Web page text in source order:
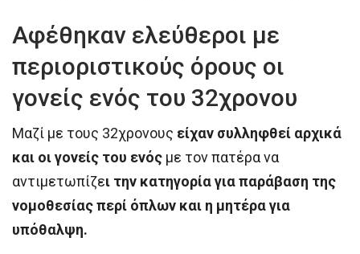
Αφέθηκαν ελεύθεροι με
περιοριστικούς όρους οι
γονείς ενός του 32χρονου
Μαζί με τους 32χρονους είχαν συλληφθεί αρχικά
και οι γονείς του ενός με τον πατέρα να
αντιμετωπίζει την κατηγορία για παράβαση της
νομοθεσίας περί όπλων και η μητέρα για
υπόθαλψη.